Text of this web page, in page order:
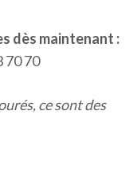
dès maintenant :
70 70
ce sont des